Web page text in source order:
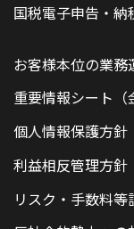
国税電子申告・納
お客様本位の業
重要情報シート（
個人情報保護方針
利益相反管理方針
リスク・手数料等